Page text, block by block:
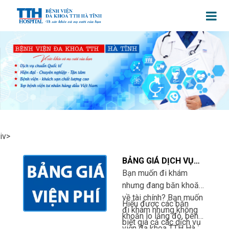
iv>
BẢNG GIÁ DỊCH VỤ
BỆNH VIỆN
Bạn muốn đi khám
nhưng đang băn khoăn
về tài chính? Bạn muốn
đi khám nhưng không
biết giá cả các dịch vụ
Hiểu được các băn
khoăn lo lắng đó, bênh